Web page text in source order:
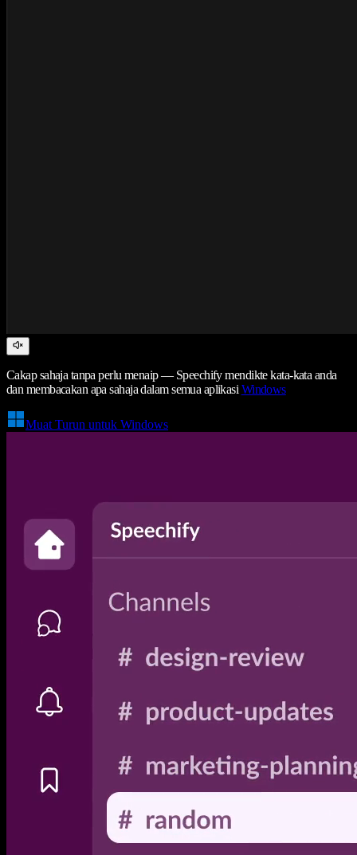
Cakap sahaja tanpa perlu menaip — Speechify mendikte kata-kata anda
dan membacakan apa sahaja dalam semua aplikasi Windows
Muat Turun untuk Windows